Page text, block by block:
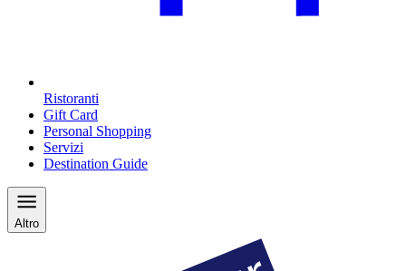
Ristoranti
Gift Card
Personal Shopping
Servizi
Destination Guide
Altro